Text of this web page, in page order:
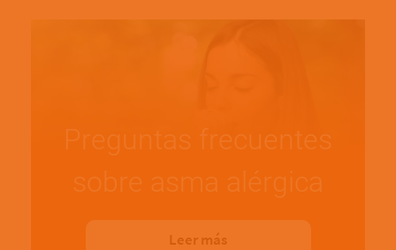
Preguntas frecuentes
sobre asma alérgica
Leer más